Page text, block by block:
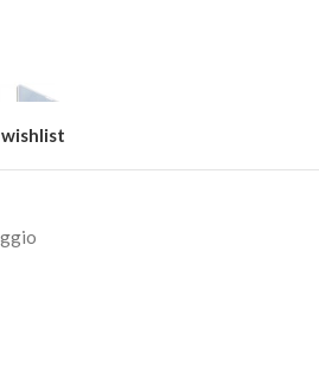
– Modello Reversible 100
3 disponibili